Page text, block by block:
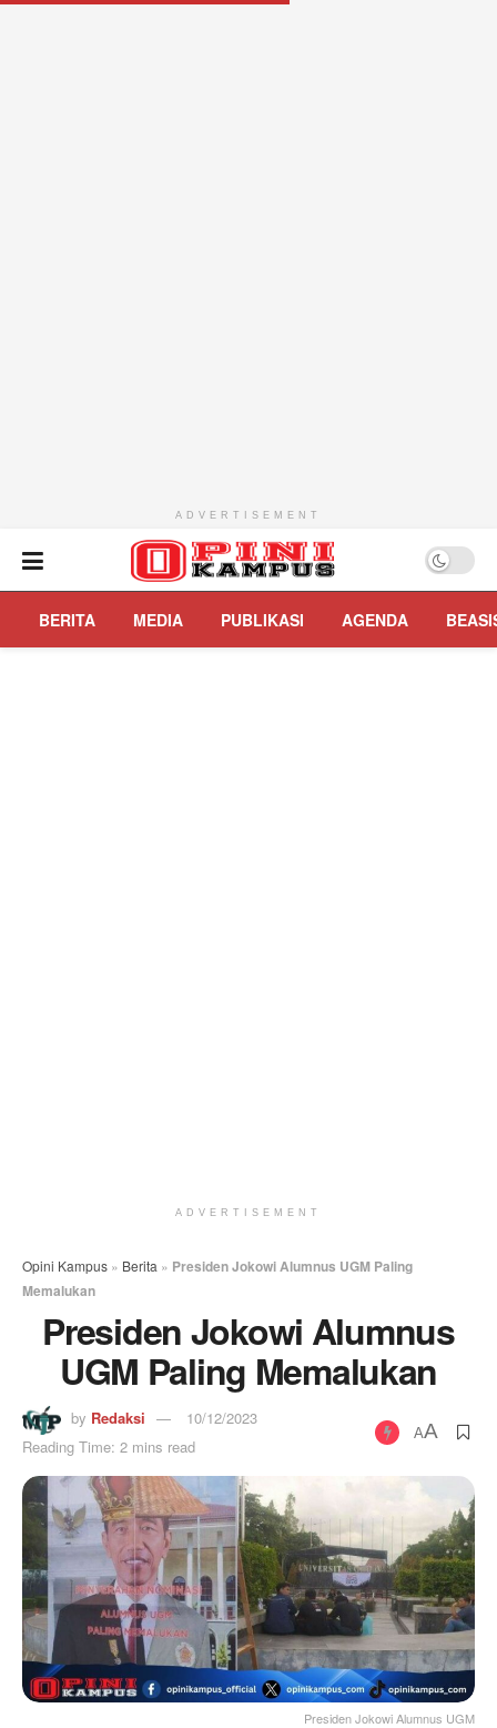
ADVERTISEMENT
BERITA MEDIA PUBLIKASI AGENDA
ADVERTISEMENT
Opini Kampus » Berita » Presiden Jokowi Alumnus UGM Paling
Memalukan
Presiden Jokowi Alumnus
UGM Paling Memalukan
by Redaksi
10/12/2023
Reading Time: 2 mins read
AA
Presiden Jokowi Alumnus UGM